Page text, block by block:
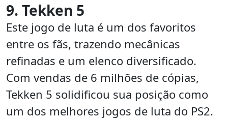
9. Tekken 5
Este jogo de luta é um dos favoritos
entre os fãs, trazendo mecânicas
refinadas e um elenco diversificado.
Com vendas de 6 milhões de cópias,
Tekken 5 solidificou sua posição como
um dos melhores jogos de luta do PS2.